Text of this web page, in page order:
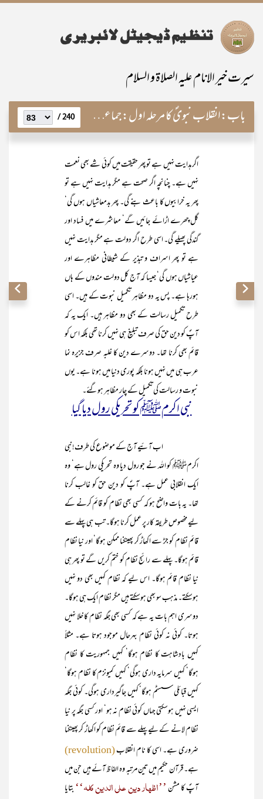
سیرت خیر الانام علیہ الصلاۃ و السلام
باب:انقلاب نبویؐ کا مرحلہ اول: جماعت سازی اور اُس کا نبویؐ طریق 240 /
اگر ہدایت نہیں ہے تو پھر حقیقت میں کوئی شے بھی نعمت
نہیں ہے۔ چنانچہ اگر صحت ہے مگر ہدایت نہیں ہے تو
پھر یہ خرابیوں کا باعث بنے گی۔ پھر بدمعاشیاں ہوں گی‘
گل چھرے اڑائے جائیں گے‘ معاشرے میں فساد اور
گندگی پھیلے گی۔ اسی طرح اگر دولت ہے مگر ہدایت نہیں
ہے تو پھر اسراف و تبذیر کے شیطانی مظاہرے اور
عیاشیاں ہوں گی‘ جیسا کہ آج کل دولت مندوں کے ہاں
ہورہا ہے۔ پس یہ دو مظاہر تکمیل نبوت کے ہیں۔ اسی
طرح تکمیل رسالت کے بھی دو مظاہر ہیں۔ ایک یہ کہ
آپؐ کو دین حق کی صرف تبلیغ ہی نہیں کرنا تھی بلکہ اس کو
قائم بھی کرنا تھا۔ دوسرے دین کا غلبہ صرف جزیرہ نما
عرب ہی میں نہیں ہونا بلکہ پوری دنیا میں ہونا ہے۔ یوں
نبوت و رسالت کی تکمیل کے چار مظاہر ہوگئے۔
نبی اکرمﷺ کو تحریکی رول دیا گیا
اب آئیے آج کے موضوع کی طرف!نبی
اکرمﷺ کو اللہ نے جو رول دیا وہ تحریکی رول ہے‘ وہ
ایک انقلابی عمل ہے۔ آپؐ کو دین حق کو غالب کرنا
تھا۔ یہ بات واضح ہو کہ کسی بھی نظام کو قائم کرنے کے
لیے مخصوص طریقہ کار پر عمل کرنا ہوگا۔ تب ہی پہلے سے
قائم نظام کو جڑ سے اکھاڑ کر پھینکنا ممکن ہوگا‘ اور نیا نظام
قائم ہوگا۔ پہلے سے رائج نظام کو ختم کریں گے تو پھر ہی
نیا نظام قائم ہوگا۔ اس لیے کہ نظام کہیں بھی دو نہیں
ہوسکتے۔ مذہب سو بھی ہوسکتے ہیں مگر نظام ایک ہی ہوگا۔
دوسری اہم بات یہ ہے کہ کسی بھی جگہ نظام کا خلا نہیں
ہوتا۔ کوئی نہ کوئی نظام بہرحال موجود ہوتا ہے۔ مثلاً
کہیں بادشاہت کا نظام ہوگا‘ کہیں جمہوریت کا نظام
ہوگا‘ کہیں سرمایہ داری ہوگی‘ کہیں کمیونزم کا نظام ہوگا‘
کہیں قبائلی سسٹم ہوگا‘ کہیں جاگیرداری ہوگی۔ کوئی جگہ
ایسی نہیں ہوسکتی جہاں کوئی نظام نہ ہو‘ اور کسی جگہ پر نیا
نظام لانے کے لیے پہلے سے قائم نظام کو اکھاڑ کر پھینکنا
ضروری ہے۔ اسی کا نام انقلاب(revolution)
ہے۔ قرآن حکیم میں تین مرتبہ وہ الفاظ آئے ہیں جن میں
آپؐ کا مشن’’اظہار دین علی الدین کلہ‘‘بتایا